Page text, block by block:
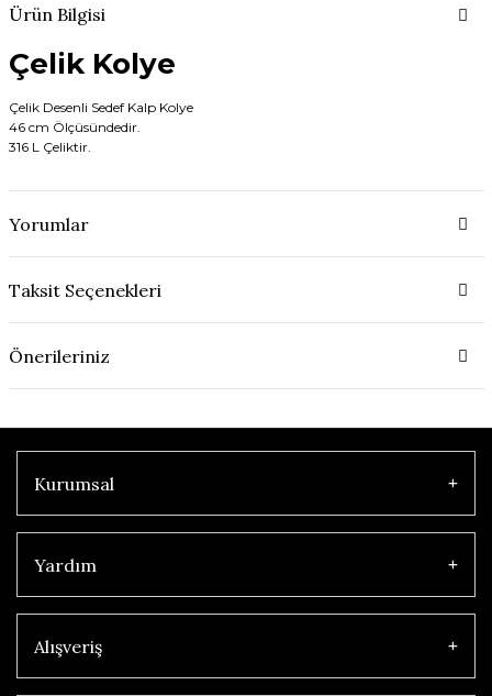
Ürün Bilgisi
Çelik Kolye
Çelik Desenli Sedef Kalp Kolye
46 cm Ölçüsündedir.
316 L Çeliktir.
Yorumlar
Taksit Seçenekleri
Önerileriniz
Kurumsal
Yardım
Alışveriş